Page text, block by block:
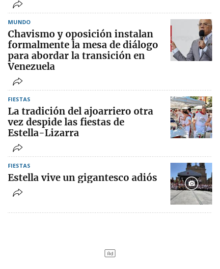
MUNDO
Chavismo y oposición instalan
formalmente la mesa de diálogo
para abordar la transición en
Venezuela
FIESTAS
La tradición del ajoarriero otra
vez despide las fiestas de
Estella-Lizarra
FIESTAS
Estella vive un gigantesco adiós